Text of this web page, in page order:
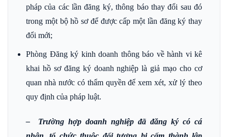
pháp của các lần đăng ký, thông báo thay đổi sau đó
trong một bộ hồ sơ để được cấp một lần đăng ký thay
đổi mới;
Phòng Đăng ký kinh doanh thông báo về hành vi kê
khai hồ sơ đăng ký doanh nghiệp là giả mạo cho cơ
quan nhà nước có thẩm quyền để xem xét, xử lý theo
quy định của pháp luật.
– Trường hợp doanh nghiệp đã đăng ký có cá